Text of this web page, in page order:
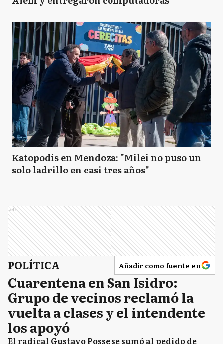
Katopodis en Mendoza: "Milei no puso un
solo ladrillo en casi tres años"
Ads
POLÍTICA Añadir como fuente en
Cuarentena en San Isidro:
Grupo de vecinos reclamó la
vuelta a clases y el intendente
los apoyó
El radical Gustavo Posse se sumó al pedido de